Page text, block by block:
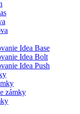
Idea Base
Idea Bolt
Idea Push
zámky